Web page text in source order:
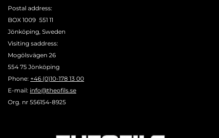
Postal address:
BOX 1009 551 11
Jönköping, Sweden
Visiting saddress:
Mogölsvägen 26
554 75 Jönköping
Phone: +46 (0)10-178 13 00
E-mail: info@theofils.se
Org. nr 556154-8925